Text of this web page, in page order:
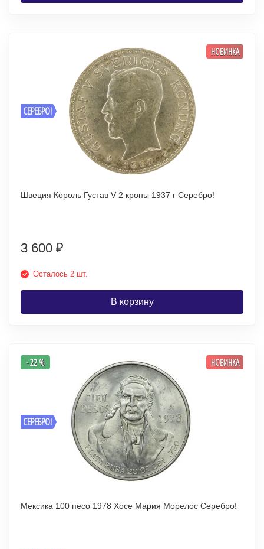
СЕРЕБРО!
НОВИНКА
Швеция Король Густав V 2 кроны 1937 г Серебро!
3 600 ₽
Осталось 2 шт.
В корзину
СЕРЕБРО!
- 22 % НОВИНКА
Мексика 100 песо 1978 Хосе Мария Морелос Серебро!